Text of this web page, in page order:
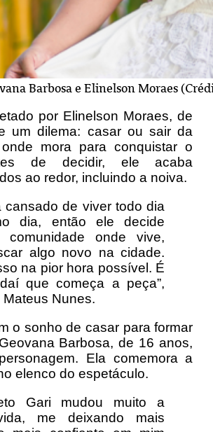
Barbosa e Elinelson Moraes
por Elinelson Moraes, de
um dilema: casar ou sair da
mora para conquistar o
de decidir, ele acaba
ao redor, incluindo a noiva.
cansado de viver todo dia
dia, então ele decide
comunidade onde vive,
algo novo na cidade.
na pior hora possível. É
que começa a peça”,
Nunes.
o sonho de casar para formar
Barbosa, de 16 anos,
Ela comemora a
elenco do espetáculo.
Gari mudou muito a
me deixando mais